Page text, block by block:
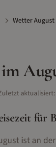
Wetter August
im
aktualisiert:
für
ist an